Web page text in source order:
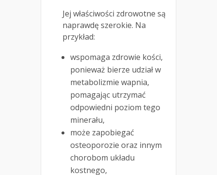
Jej właściwości zdrowotne są
naprawdę szerokie. Na
przykład:
wspomaga zdrowie kości,
ponieważ bierze udział w
metabolizmie wapnia,
pomagając utrzymać
odpowiedni poziom tego
minerału,
może zapobiegać
osteoporozie oraz innym
chorobom układu
kostnego,